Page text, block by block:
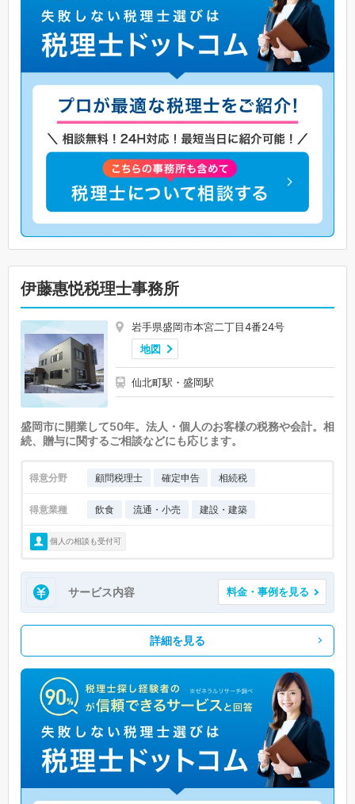
伊藤惠悦税理士事務所
岩手県盛岡市本宮二丁目4番24号
地図
仙北町駅・盛岡駅
盛岡市に開業して50年。法人・個人のお客様の税務や会計。相
続、贈与に関するご相談などにも応じます。
得意分野 顧問税理士 確定申告 相続税
得意業種 飲食 流通・小売 建設・建築
個人の相談も受付可
サービス内容 料金・事例を見る
詳細を見る